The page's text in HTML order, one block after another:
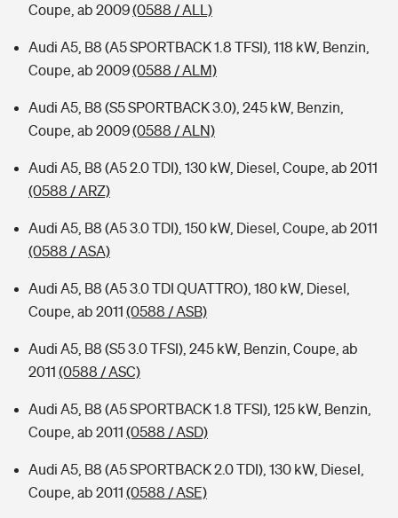
Coupe, ab 2009(0588 / ALL)
Audi A5, B8 (A5 SPORTBACK 1.8 TFSI), 118 kW, Benzin,
Coupe, ab 2009(0588 / ALM)
Audi A5, B8 (S5 SPORTBACK 3.0), 245 kW, Benzin,
Coupe, ab 2009(0588 / ALN)
Audi A5, B8 (A5 2.0 TDI), 130 kW, Diesel, Coupe, ab 2011
(0588 / ARZ)
Audi A5, B8 (A5 3.0 TDI), 150 kW, Diesel, Coupe, ab 2011
(0588 / ASA)
Audi A5, B8 (A5 3.0 TDI QUATTRO), 180 kW, Diesel,
Coupe, ab 2011 (0588 / ASB)
Audi A5, B8 (S5 3.0 TFSI), 245 kW, Benzin, Coupe, ab
2011 (0588 / ASC)
Audi A5, B8 (A5 SPORTBACK 1.8 TFSI), 125 kW, Benzin,
Coupe, ab 2011 (0588 / ASD)
Audi A5, B8 (A5 SPORTBACK 2.0 TDI), 130 kW, Diesel,
Coupe, ab 2011 (0588 / ASE)